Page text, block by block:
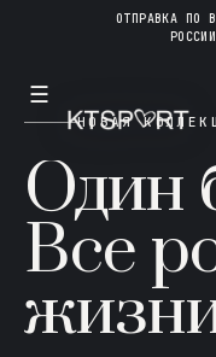
ОТПРАВКА ПО
РОССИИ
☰
НОВАЯ
Один
Все